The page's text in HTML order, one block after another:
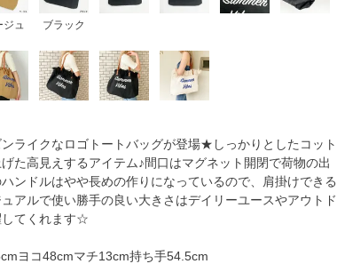
ジュ ブラック
ライクなロゴトートバッグが登場★しっかりとしたコット
た高見えするアイテム♪間口はマグネット開閉で荷物の出
ンドルはやや長めの作りになっているので、肩掛けできる
アルで使い勝手の良い大きさはデイリーユースやアウトド
してくれます☆
ヨコ48cmマチ13cm持ち手54.5cm